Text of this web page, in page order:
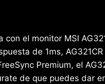
con el monitor MSI
de 1ms,
Premium, el
de que puedes dar